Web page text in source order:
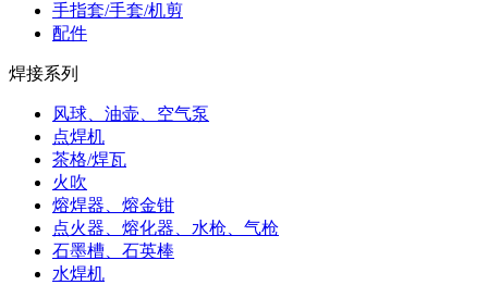
手指套/手套/机剪
配件
焊接系列
风球、油壶、空气泵
点焊机
茶格/焊瓦
火吹
熔焊器、熔金钳
点火器、熔化器、水枪、气枪
石墨槽、石英棒
水焊机